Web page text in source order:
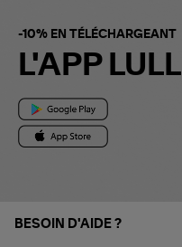
-10% EN TÉLÉCHARGEANT
L'APP LULLI
BESOIN D'AIDE ?